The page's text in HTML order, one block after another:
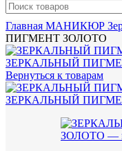
Главная МАНИКЮР
ПИГМЕНТ ЗОЛОТО
ЗЕРКАЛЬНЫЙ
Вернуться к товарам
ЗЕРКАЛЬНЫЙ